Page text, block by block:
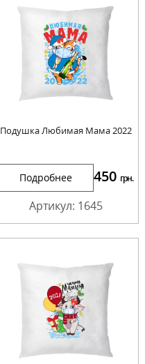
Подушка Любимая Мама 2022
Подробнее 450 грн.
Артикул: 1645